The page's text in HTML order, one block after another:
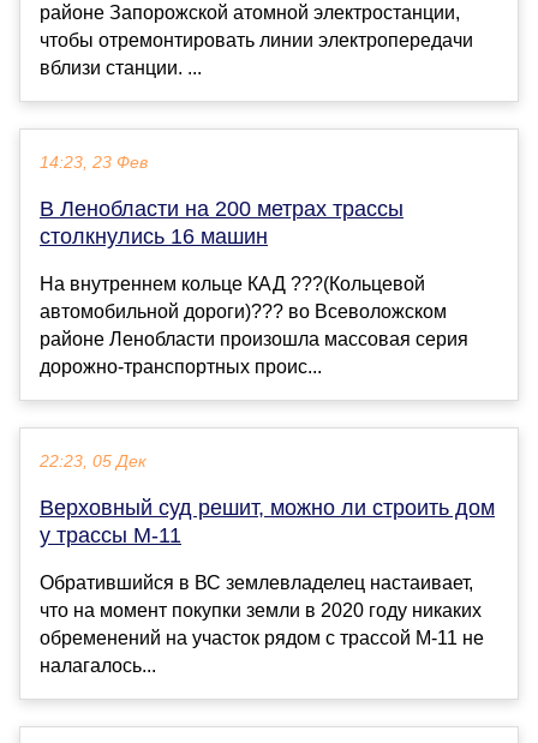
районе Запорожской атомной электростанции,
чтобы отремонтировать линии электропередачи
вблизи станции. ...
14:23, 23 Фев
В Ленобласти на 200 метрах трассы
столкнулись 16 машин
На внутреннем кольце КАД ???(Кольцевой
автомобильной дороги)??? во Всеволожском
районе Ленобласти произошла массовая серия
дорожно-транспортных проис...
22:23, 05 Дек
Верховный суд решит, можно ли строить дом
у трассы М-11
Обратившийся в ВС землевладелец настаивает,
что на момент покупки земли в 2020 году никаких
обременений на участок рядом с трассой М-11 не
налагалось...